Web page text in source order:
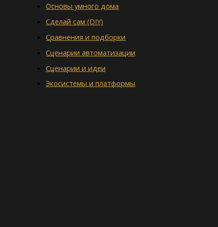
Основы умного дома
Сделай сам (DIY)
Сравнения и подборки
Сценарии автоматизации
Сценарии и идеи
Экосистемы и платформы